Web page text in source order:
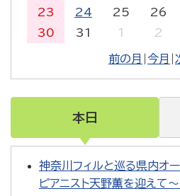
23
24 25 26
30
31 1 2
前の月 今月
本日
神奈川フィルと巡る県内オ
ピアニスト天野薫を迎え